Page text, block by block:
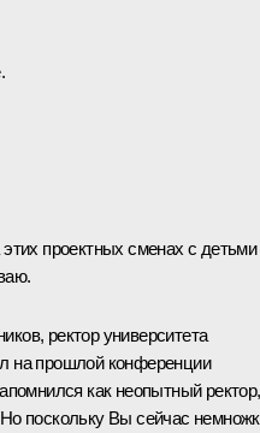
проектных сменах с детьми
ректор университета
на прошлой конференции
как неопытный ректор,
поскольку Вы сейчас